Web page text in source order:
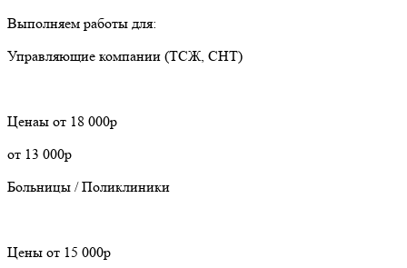
Выполняем работы для:
Управляющие компании (ТСЖ, СНТ)
Ценaы от 18 000р
от 13 000р
Больницы / Поликлиники
Цены от 15 000р